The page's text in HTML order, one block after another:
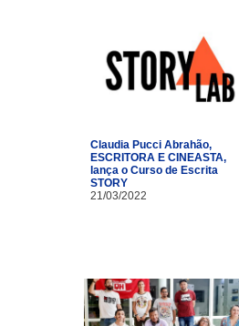
Claudia Pucci Abrahão,
ESCRITORA E CINEASTA,
lança o Curso de Escrita
STORY
21/03/2022